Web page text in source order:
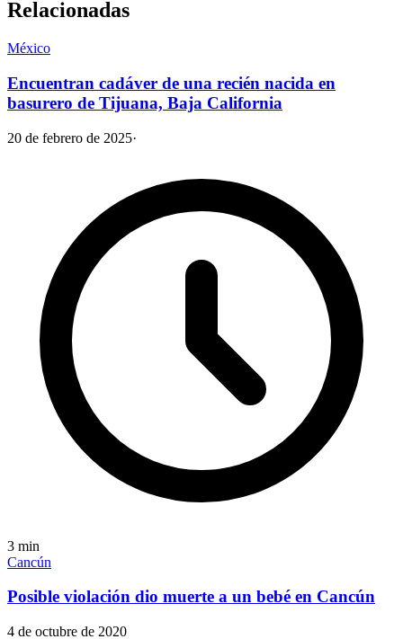
Relacionadas
México
Encuentran cadáver de una recién nacida en
basurero de Tijuana, Baja California
20 de febrero de 2025·
3 min
Cancún
Posible violación dio muerte a un bebé en Cancún
4 de octubre de 2020